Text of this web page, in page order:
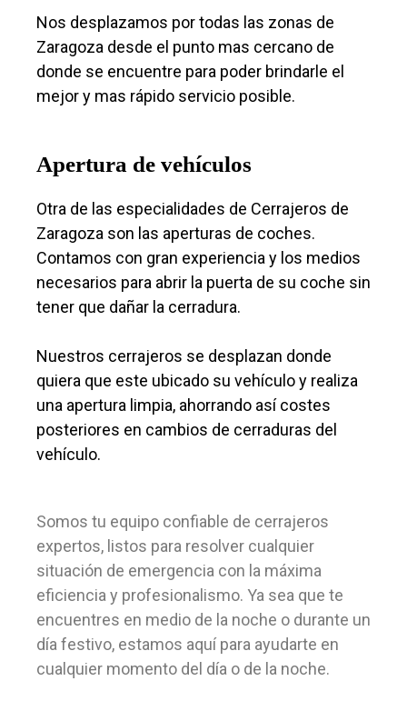
Nos desplazamos por todas las zonas de
Zaragoza desde el punto mas cercano de
donde se encuentre para poder brindarle el
mejor y mas rápido servicio posible.
Apertura de vehículos
Otra de las especialidades de Cerrajeros de
Zaragoza son las aperturas de coches.
Contamos con gran experiencia y los medios
necesarios para abrir la puerta de su coche sin
tener que dañar la cerradura.
Nuestros cerrajeros se desplazan donde
quiera que este ubicado su vehículo y realiza
una apertura limpia, ahorrando así costes
posteriores en cambios de cerraduras del
vehículo.
Somos tu equipo confiable de cerrajeros
expertos, listos para resolver cualquier
situación de emergencia con la máxima
eficiencia y profesionalismo. Ya sea que te
encuentres en medio de la noche o durante un
día festivo, estamos aquí para ayudarte en
cualquier momento del día o de la noche.